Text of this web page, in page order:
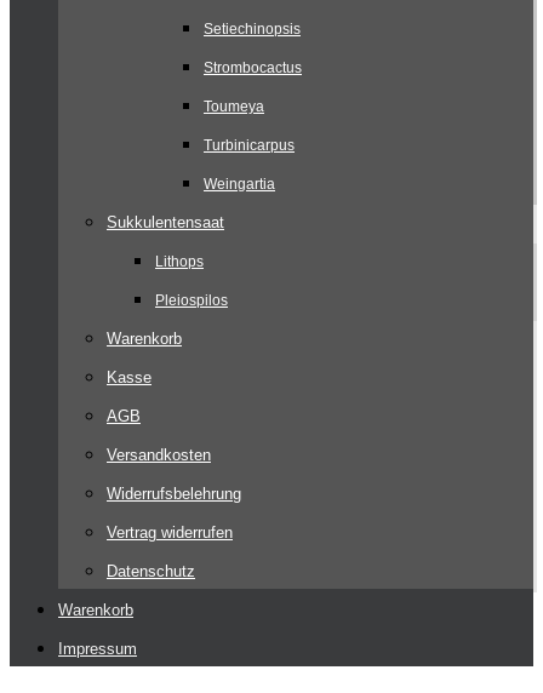
Setiechinopsis
Strombocactus
Toumeya
Turbinicarpus
Weingartia
Sukkulentensaat
Lithops
Pleiospilos
Warenkorb
Kasse
AGB
Versandkosten
Widerrufsbelehrung
Vertrag widerrufen
Datenschutz
Warenkorb
Impressum